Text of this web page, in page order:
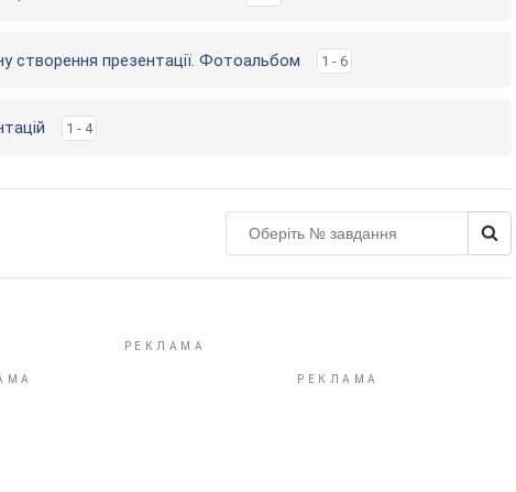
створення презентації. Фотоальбом 1 - 6
1 - 4